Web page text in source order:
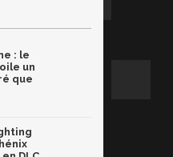
: le
un
que